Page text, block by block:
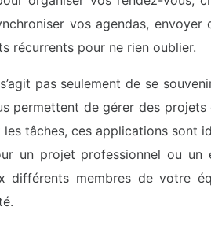
vos agendas,
récurrents pour ne rien oublier.
pas seulement de se
permettent de gérer des
les tâches, ces applications sont
un projet professionnel ou un
différents membres de votre